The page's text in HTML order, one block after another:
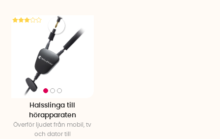
Halsslinga till
hörapparaten
Överför ljudet från mobil, tv
och dator till